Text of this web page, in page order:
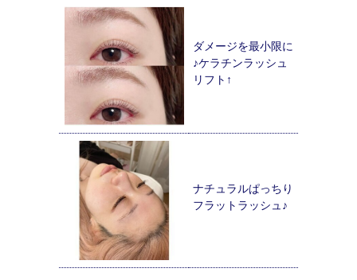
ダメージを最小限に
♪ケラチンラッシュ
リフト↑
ナチュラルぱっちり
フラットラッシュ♪